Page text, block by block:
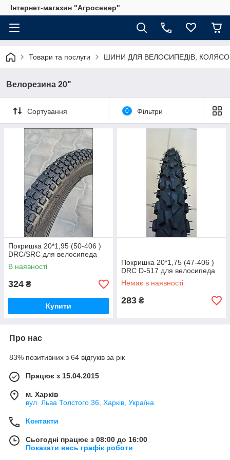
Інтернет-магазин "Агросевер"
Товари та послуги ШИНИ ДЛЯ ВЕЛОСИПЕДІВ,
Велорезина 20"
Сортування 0 Фільтри
Покришка 20*1,95 (50-406 )
DRC/SRC для велосипеда
В наявності
324 ₴
Купити
Покришка 20*1,75 (47-406 )
DRC D-517 для велосипеда
Немає в наявності
283 ₴
Про нас
83% позитивних з 64 відгуків за рік
Працює з 15.04.2015
м. Харків
вул. Льва Толстого 36, Харків, Україна
Контакти
Сьогодні працює з 08:00 до 16:00
Показати весь графік роботи